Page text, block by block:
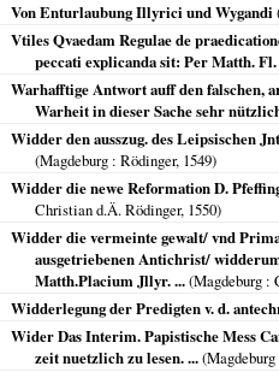
Von Enturlaubung Illyrici und Wygandi
Vtiles Qvaedam Regulae de
peccati explicanda sit: Per Matth.
Warhafftige Antwort auff den falschen,
Warheit in dieser Sache sehr
Widder den ausszug. des Leipsischen
(Magdeburg : Rödinger, 1549)
Widder die newe Reformation D.
Christian d.Ä. Rödinger, 1550)
Widder die vermeinte gewalt/ vnd
ausgetriebenen Antichrist/
Matth.Placium Jllyr. ...(Magdeburg :
Widderlegung der Predigten v. d.
Wider Das Interim. Papistische Mess
zeit nuetzlich zu lesen. ...(Magdeburg